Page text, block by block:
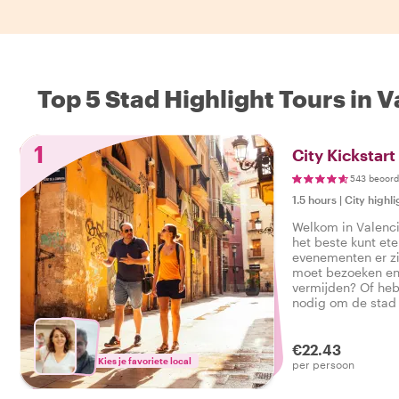
Top 5 Stad Highlight Tours in
1
Kies je favoriete local
City Kickstart
543
1.5 hours | City
Welkom in
het beste kunt
evenementen er
moet bezoeken
vermijden? Of
nodig om de stad
goed te beginnen.
€22.43
per persoon